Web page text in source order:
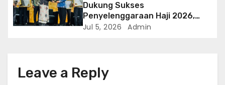
Dukung Sukses
Penyelenggaraan Haji 2026,
Polri Terima Penghargaan dari
Jul 5, 2026 Admin
Leave a Reply